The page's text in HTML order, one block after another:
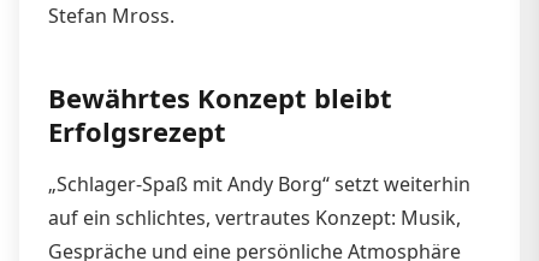
Stefan Mross.
Bewährtes Konzept bleibt
Erfolgsrezept
„Schlager-Spaß mit Andy Borg“ setzt weiterhin
auf ein schlichtes, vertrautes Konzept: Musik,
Gespräche und eine persönliche Atmosphäre